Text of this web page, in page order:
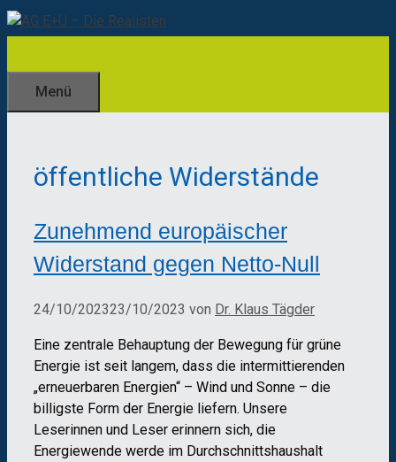
Zum
Inhalt
Menü
öffentliche Widerstände
Zunehmend europäischer
Widerstand gegen Netto-Null
24/10/202323/10/2023 von Dr. Klaus Tägder
Eine zentrale Behauptung der Bewegung für grüne
Energie ist seit langem, dass die intermittierenden
„erneuerbaren Energien“ – Wind und Sonne – die
billigste Form der Energie liefern. Unsere
Leserinnen und Leser erinnern sich, die
Energiewende werde im Durchschnittshaushalt